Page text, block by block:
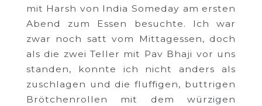
mit Harsh von India Someday am ersten
Abend zum Essen besuchte. Ich war
zwar noch satt vom Mittagessen, doch
als die zwei Teller mit Pav Bhaji vor uns
standen, konnte ich nicht anders als
zuschlagen und die fluffigen, buttrigen
Brötchenrollen mit dem würzigen